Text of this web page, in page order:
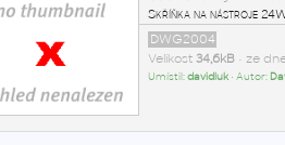
Skříňka na nástroje
DWG2004
Velikost 34,6kB• ze
Umístil:davidluk• Autor: